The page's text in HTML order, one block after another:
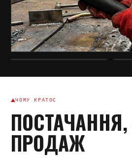
501.0168
501.0616
Ізоляційний фланець
85мм)
ЧОМУ КРАТОС
ПРОДАЖ